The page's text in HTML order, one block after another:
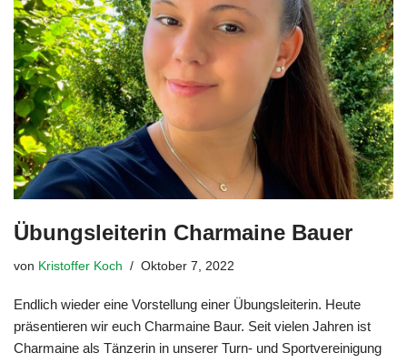
Übungsleiterin Charmaine Bauer
von Kristoffer Koch Oktober 7, 2022
Endlich wieder eine Vorstellung einer Übungsleiterin. Heute
präsentieren wir euch Charmaine Baur. Seit vielen Jahren ist
Charmaine als Tänzerin in unserer Turn- und Sportvereinigung